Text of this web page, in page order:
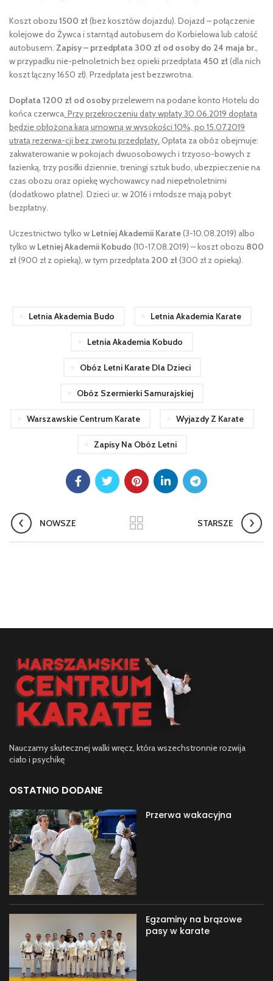
Koszt obozu 1500 zł(bez kosztów dojazdu). Dojazd – połączenie
kolejowe do Żywca i stamtąd autobusem do Korbielowa lub całość
autobusem. Zapisy – przedpłata 300 zł od osoby do 24 maja br.,
w przypadku nie-pełnoletnich bez opieki przedpłata450 zł(dla nich
koszt łączny 1650 zł). Przedpłata jest bezzwrotna.
Dopłata 1200 zł od osobyprzelewem na podane konto Hotelu do
końca czerwca. Przy przekroczeniu daty wpłaty 30.06.2019 dopłata
będzie obłożona karą umowną w wysokości 10%, po 15.07.2019
utratą rezerwa-cji bez zwrotu przedpłaty. Opłata za obóz obejmuje:
zakwaterowanie w pokojach dwuosobowych i trzyoso-bowych z
łazienką, trzy posiłki dziennie, treningi sztuk budo, ubezpieczenie na
czas obozu oraz opiekę wychowawcy nad niepełnoletnimi
(dodatkowo płatne). Dzieci ur. w 2016 i młodsze mają pobyt
bezpłatny.
Uczestnictwo tylko w Letniej Akademii Karate(3-10.08.2019) albo
tylko w Letniej Akademii Kobudo (10-17.08.2019) – koszt obozu 800
zł(900 zł z opieką), w tym przedpłata 200 zł(300 zł z opieką).
Letnia Akademia Budo Letnia Akademia Karate
Letnia Akademia Kobudo
Obóz Letni Karate Dla Dzieci
Obóz Szermierki Samurajskiej
Warszawskie Centrum Karate Wyjazdy Z Karate
Zapisy Na Obóz Letni
NOWSZE STARSZE
Nauczamy skutecznej walki wręcz, która wszechstronnie rozwija
ciało i psychikę
OSTATNIO DODANE
Przerwa wakacyjna
Egzaminy na brązowe
pasy w karate